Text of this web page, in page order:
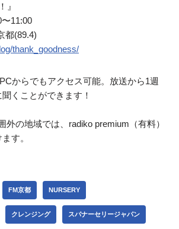
』
11:00
都(89.4)
thank_goodness/
からでもアクセス可能。放送から1週
くことができます！
の地域では、radiko premium（有料）
す。
FM京都 NURSERY
クレンジング スパナーセリージャパン